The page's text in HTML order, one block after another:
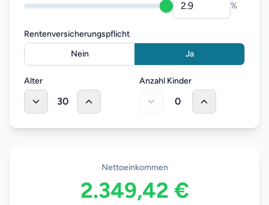
%
Rentenversicherungspflicht
Nein
Ja
Alter
30
Anzahl Kinder
0
Nettoeinkommen
2.349,42 €